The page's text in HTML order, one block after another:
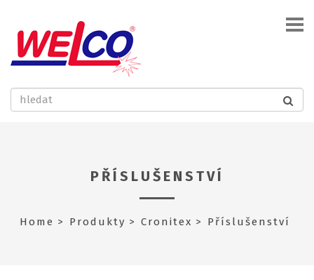
PŘÍSLUŠENSTVÍ
Home Produkty Cronitex Příslušenství